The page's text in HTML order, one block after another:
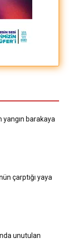
yangın barakaya
çarptığı yaya
unutulan